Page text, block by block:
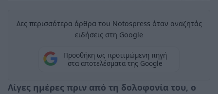
Δες περισσότερα άρθρα του Notospress όταν αναζητάς
ειδήσεις στη Google
Προσθήκη ως προτιμώμενη πηγή
στα αποτελέσματα της Google
Λίγες ημέρες πριν από τη δολοφονία του, ο